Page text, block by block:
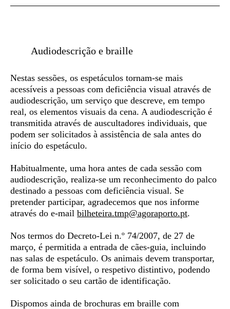
Audiodescrição e braille
Nestas sessões, os espetáculos tornam-se mais
acessíveis a pessoas com deficiência visual através de
audiodescrição, um serviço que descreve, em tempo
real, os elementos visuais da cena. A audiodescrição é
transmitida através de auscultadores individuais, que
podem ser solicitados à assistência de sala antes do
início do espetáculo.
Habitualmente, uma hora antes de cada sessão com
audiodescrição, realiza-se um reconhecimento do palco
destinado a pessoas com deficiência visual. Se
pretender participar, agradecemos que nos informe
através do e-mail bilheteira.tmp@agoraporto.pt.
Nos termos do Decreto-Lei n.º 74/2007, de 27 de
março, é permitida a entrada de cães-guia, incluindo
nas salas de espetáculo. Os animais devem transportar,
de forma bem visível, o respetivo distintivo, podendo
ser solicitado o seu cartão de identificação.
Dispomos ainda de brochuras em braille com